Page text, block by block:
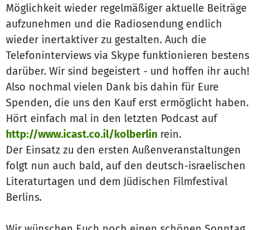
Möglichkeit wieder regelmäßiger aktuelle Beiträge
aufzunehmen und die Radiosendung endlich
wieder inertaktiver zu gestalten. Auch die
Telefoninterviews via Skype funktionieren bestens
darüber. Wir sind begeistert - und hoffen ihr auch!
Also nochmal vielen Dank bis dahin für Eure
Spenden, die uns den Kauf erst ermöglicht haben.
Hört einfach mal in den letzten Podcast auf
http://www.icast.co.il/kolberlin rein.
Der Einsatz zu den ersten Außenveranstaltungen
folgt nun auch bald, auf den deutsch-israelischen
Literaturtagen und dem Jüdischen Filmfestival
Berlins.